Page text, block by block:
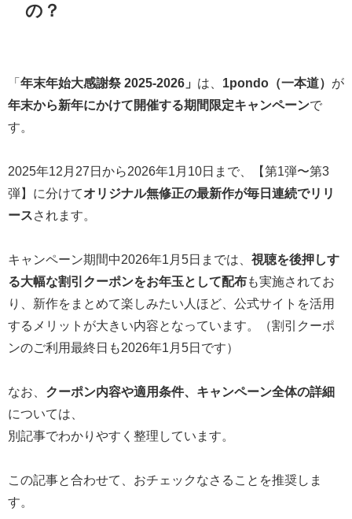
の？
「 年末年始大感謝祭 2025-2026」 は、 1pondo（一本道） が
年末から新年にかけて開催する期間限定キャンペーンで
す。
2025年12月27日から2026年1月10日まで、【第1弾〜第3
弾】に分けてオリジナル無修正の最新作が毎日連続でリリ
ースされます。
キャンペーン期間中2026年1月5日までは、 視聴を後押しす
る大幅な割引クーポンをお年玉として配布も実施されてお
り、新作をまとめて楽しみたい人ほど、公式サイトを活用
するメリットが大きい内容となっています。（割引クーポ
ンのご利用最終日も2026年1月5日です）
なお、 クーポン内容や適用条件、キャンペーン全体の詳細
については、
別記事でわかりやすく整理しています。
この記事と合わせて、おチェックなさることを推奨しま
す。